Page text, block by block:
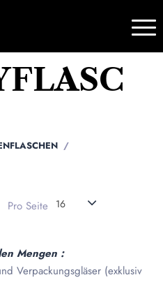
Pro Seite 16
Mengen :
Verpackungsgläser (exklusiv